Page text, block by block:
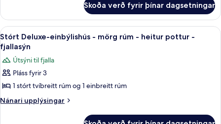
einbýlishús
(Orchard)
Skoða verð fyrir þínar dagsetningar
Skoða
allar
myndir
fyrir
Stórt
Deluxe-
einbýlishús
Stórt Deluxe-einbýlishús - mörg
1
Stórt Deluxe-einbýlishús - mörg rúm - heitur pottur -
fjallasýn
Útsýni til fjalla
Pláss fyrir 3
1 stórt tvíbreitt rúm og 1 einbreitt rúm
Nánari upplýsingar
Nánari